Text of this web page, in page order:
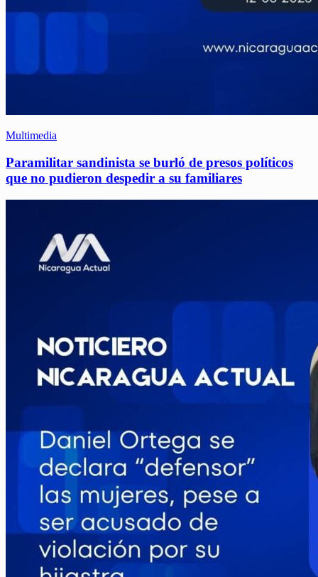
Multimedia
Paramilitar sandinista se burló de presos políticos
que no pudieron despedir a su familiares